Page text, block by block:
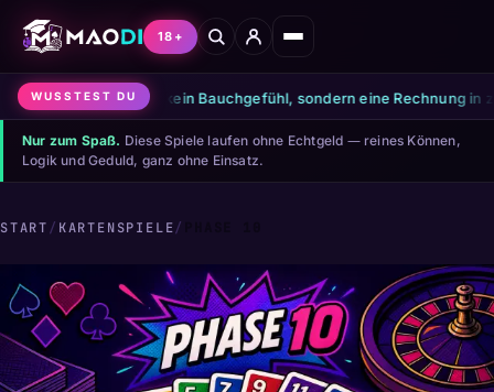
18+
WUSSTEST DU
● Pot Odds sind kein Bauchgefühl, sondern eine Rechnung in zwei
Nur zum Spaß. Diese Spiele laufen ohne Echtgeld — reines Können,
Logik und Geduld, ganz ohne Einsatz.
START/ KARTENSPIELE/